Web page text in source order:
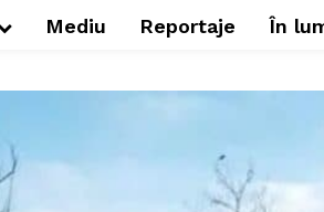
Mediu Reportaje În